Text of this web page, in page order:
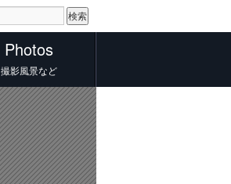
Photos
撮影風景など